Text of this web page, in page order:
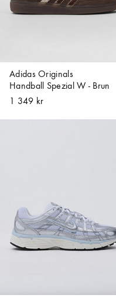
Adidas Originals
Handball Spezial W - Brun
1 349 kr